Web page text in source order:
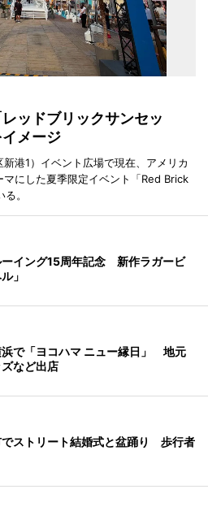
ッドブリックサンセッ
イメージ
港1）イベント広場で現在、アメリカ
にした夏季限定イベント「Red Brick
。
ーイング15周年記念 新作ラガービ
」
浜で「ヨコハマ ニュー縁日」 地元
など出店
でストリート結婚式と盆踊り 歩行者